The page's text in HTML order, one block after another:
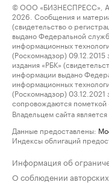
© ООО «БИЗНЕСПРЕСС»,
2026. Сообщения и
(свидетельство о
выдано Федеральной
информационных
(Роскомнадзор)
издания «РБК»
информации выдано
информационных
(Роскомнадзор)
сопровождаются пометкой
Владельцем сайта
Данные предоставлены:
Индексы облигаций
Информация об
О соблюдении